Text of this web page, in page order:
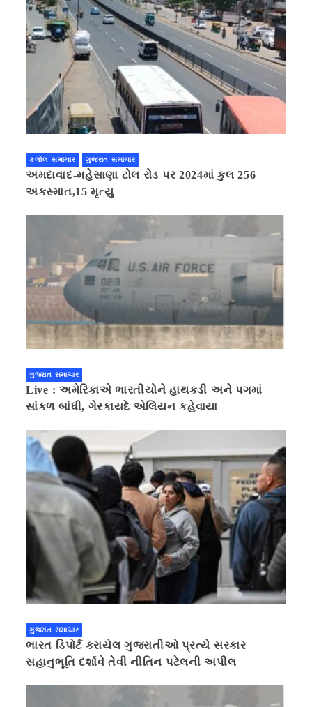
કલોલ સમાચાર ગુજરાત સમાચાર
અમદાવાદ-મહેસાણા ટોલ રોડ પર 2024માં કુલ 256
અકસ્માત,15 મૃત્યુ
ગુજરાત સમાચાર
Live : અમેરિકાએ ભારતીયોને હાથકડી અને પગમાં
સાંકળ બાંધી, ગેરકાયદે એલિયન કહેવાયા
ગુજરાત સમાચાર
ભારત ડિપોર્ટ કરાયેલ ગુજરાતીઓ પ્રત્યે સરકાર
સહાનુભૂતિ દર્શાવે તેવી નીતિન પટેલની અપીલ